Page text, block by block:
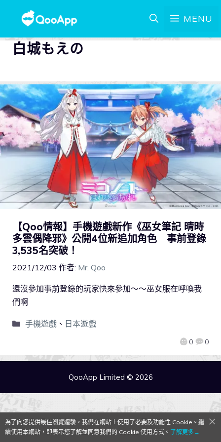
MENU
白城もえの
【Qoo情報】手機遊戲新作《巫女筆記 晴時
多雲偶降邪》公開4位新追加角色 事前登錄
3,535名突破！
2021/12/03 作者: Mr. Qoo
0 0
還沒參加事前登錄的玩家快來參加～～巫女服在呼喚我
們啊
手機遊戲、 日本遊戲
QooApp Limited © 2026
為了向您提供最佳瀏覽體驗，我們在網站上使用了必要及功能性 Cookie。繼
續使用本網站，即表示您了解並同意我們的 Cookie 使用方式。 了解更多→